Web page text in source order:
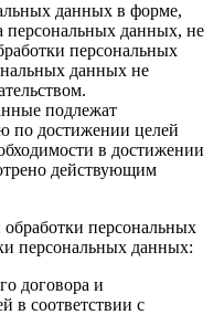
данных в форме,
персональных данных, не
персональных
данных не
подлежат
по достижении целей
в достижении
действующим
персональных
персональных данных:
договора и
в соответствии с